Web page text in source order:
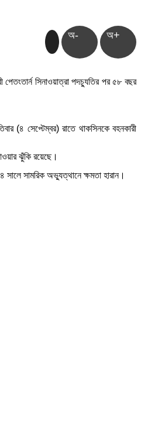
অ- অ+
পেতংতার্ন সিনাওয়াত্রা পদচ্যুতির পর ৫৮ বছর
(৪ সেপ্টেম্বর) রাতে থাকসিনকে বহনকারী
ঝুঁকি রয়েছে।
সামরিক অভ্যুত্থানে ক্ষমতা হারান।